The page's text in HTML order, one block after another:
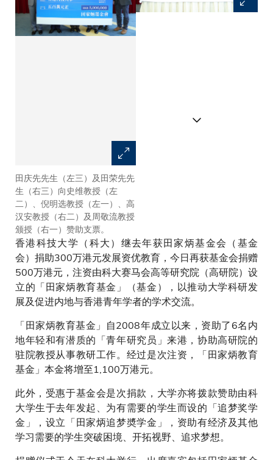
田庆先先生（左三）及田荣先先
生（右三）向史维教授（左
二）、倪明选教授（左一）、高
汉安教授（右二）及周敬流教授
颁授（右一）赞助支票。
香港科技大学（科大）继去年获田家炳基金会（基金
会）捐助300万港元发展资优教育，今日再获基金会捐赠
500万港元，注资由科大赛马会高等研究院（高研院）设
立的「田家炳教育基金」（基金），以推动大学科研发
展及促进内地与香港青年学者的学术交流。
「田家炳教育基金」自2008年成立以来，资助了6名内
地年轻和有潜质的「青年研究员」来港，协助高研院的
驻院教授从事教研工作。经过是次注资，「田家炳教育
基金」本金将增至1,100万港元。
此外，受惠于基金会是次捐款，大学亦将拨款赞助由科
大学生于去年发起、为有需要的学生而设的「追梦奖学
金」，设立「田家炳追梦奬学金」，资助有经济及其他
学习需要的学生突破困境、开拓视野、追求梦想。